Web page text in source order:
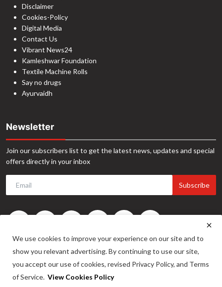
Disclaimer
Cookies-Policy
Digital Media
Contact Us
Vibrant News24
Kamleshwar Foundation
Textile Machine Rolls
Say no drugs
Ayurvaidh
Newsletter
Join our subscribers list to get the latest news, updates and special
offers directly in your inbox
Subscribe
We use cookies to improve your experience on our site and to
show you relevant advertising. By continuing to use our site,
you accept our use of cookies, revised Privacy Policy, and Terms
of Service. View Cookies Policy